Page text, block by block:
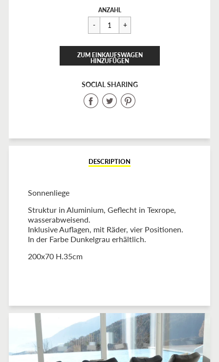
Regulärer
Preis
€999.00
ANZAHL
ERROR
ZUM EINKAUFSWAGEN
HINZUFÜGEN
SOCIAL SHARING
Share
Facebook
Share
Twitter
Share
Pinterest
DESCRIPTION
Sonnenliege
Struktur in Aluminium, Geflecht in Texrope,
wasserabweisend.
Inklusive Auflagen, mit Räder, vier Positionen.
In der Farbe Dunkelgrau erhältlich.
200x70 H.35cm